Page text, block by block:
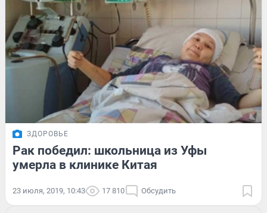
ЗДОРОВЬЕ
Рак победил: школьница из Уфы
умерла в клинике Китая
23 июля, 2019, 10:43 17 810 Обсудить